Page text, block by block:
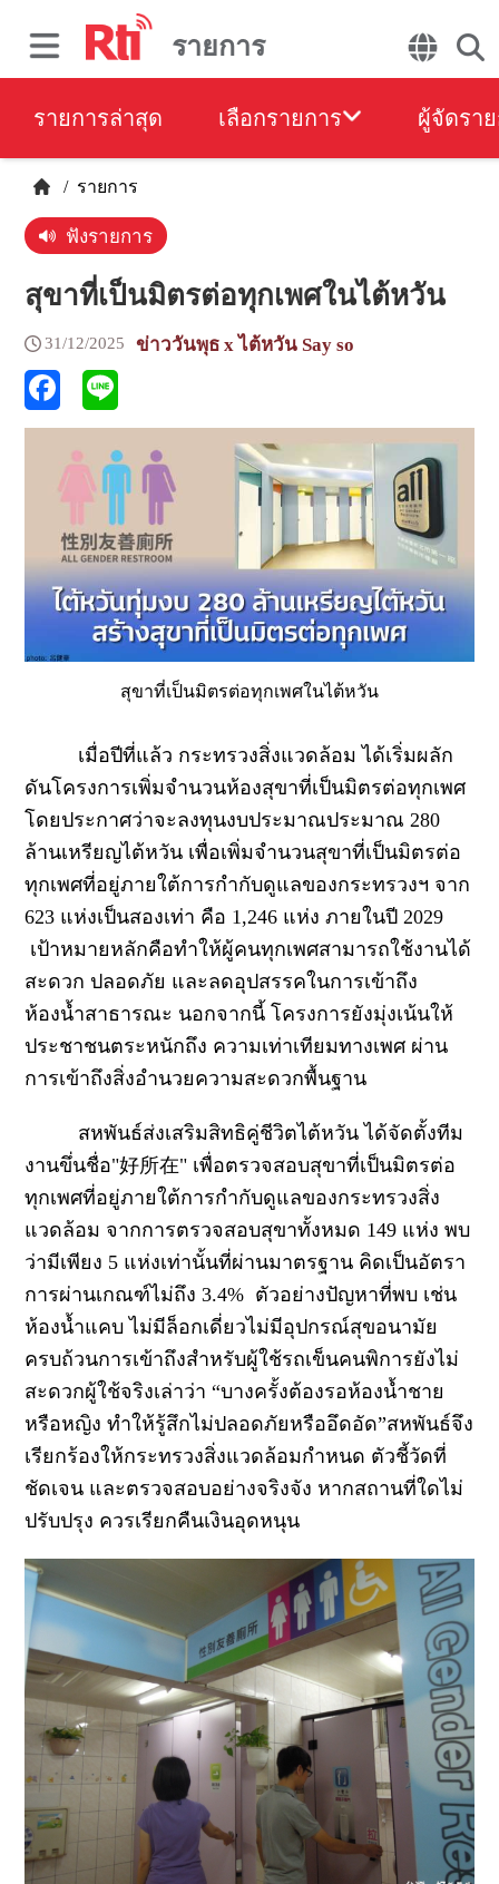
รายการ
รายการล่าสุด เลือกรายการ ผู้จัดรา
/ รายการ
ฟังรายการ
สุขาที่เป็นมิตรต่อทุกเพศในไต้หวัน
31/12/2025 ข่าววันพุธ x ไต้หวัน Say so
สุขาที่เป็นมิตรต่อทุกเพศในไต้หวัน
เมื่อปีที่แล้ว กระทรวงสิ่งแวดล้อม ได้เริ่มผลัก
ดันโครงการเพิ่มจำนวนห้องสุขาที่เป็นมิตรต่อทุกเพศ
โดยประกาศว่าจะลงทุนงบประมาณประมาณ280
ล้านเหรียญไต้หวัน เพื่อเพิ่มจำนวนสุขาที่เป็นมิตรต่อ
ทุกเพศที่อยู่ภายใต้การกำกับดูแลของกระทรวงฯ จาก
623 แห่งเป็นสองเท่า คือ 1,246 แห่ง ภายในปี2029
เป้าหมายหลักคือทำให้ผู้คนทุกเพศสามารถใช้งานได้
สะดวก ปลอดภัย และลดอุปสรรคในการเข้าถึง
ห้องน้ำสาธารณะ นอกจากนี้ โครงการยังมุ่งเน้นให้
ประชาชนตระหนักถึง ความเท่าเทียมทางเพศ ผ่าน
การเข้าถึงสิ่งอำนวยความสะดวกพื้นฐาน
สหพันธ์ส่งเสริมสิทธิคู่ชีวิตไต้หวัน ได้จัดตั้งทีม
งานขึ่นชื่อ"好所在" เพื่อตรวจสอบสุขาที่เป็นมิตรต่อ
ทุกเพศที่อยู่ภายใต้การกำกับดูแลของกระทรวงสิ่ง
แวดล้อม จากการตรวจสอบสุขาทั้งหมด 149 แห่ง พบ
ว่ามีเพียง 5 แห่งเท่านั้นที่ผ่านมาตรฐาน คิดเป็นอัตรา
การผ่านเกณฑ์ไม่ถึง3.4% ตัวอย่างปัญหาที่พบ เช่น
ห้องน้ำแคบ ไม่มีล็อกเดี่ยวไม่มีอุปกรณ์สุขอนามัย
ครบถ้วนการเข้าถึงสำหรับผู้ใช้รถเข็นคนพิการยังไม่
สะดวกผู้ใช้จริงเล่าว่า“บางครั้งต้องรอห้องน้ำชาย
หรือหญิง ทำให้รู้สึกไม่ปลอดภัยหรืออึดอัด”สหพันธ์จึง
เรียกร้องให้กระทรวงสิ่งแวดล้อมกำหนด ตัวชี้วัดที่
ชัดเจน และตรวจสอบอย่างจริงจัง หากสถานที่ใดไม่
ปรับปรุง ควรเรียกคืนเงินอุดหนุน